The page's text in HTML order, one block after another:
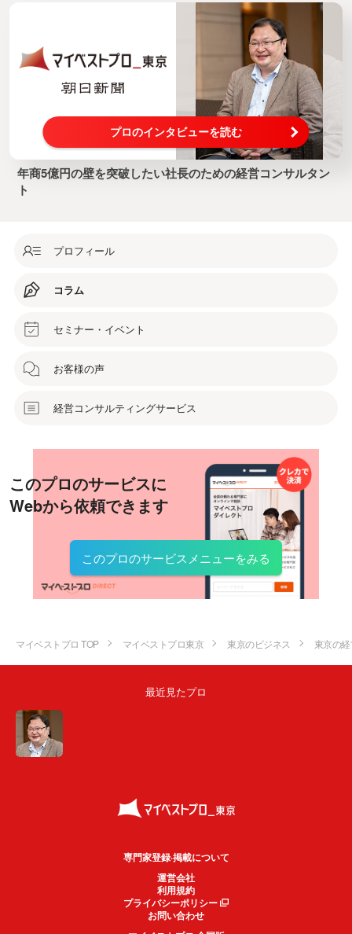
プロのインタビューを読む
年商5億円の壁を突破したい社長のための経営コンサルタン
ト
プロフィール
コラム
セミナー・イベント
お客様の声
経営コンサルティングサービス
このプロのサービスに
Webから依頼できます
このプロのサービスメニューをみる
マイベストプロ TOP マイベストプロ東京 東京のビジネス 東京の
最近見たプロ
専門家登録·掲載について
運営会社
利用規約
プライバシーポリシー
お問い合わせ